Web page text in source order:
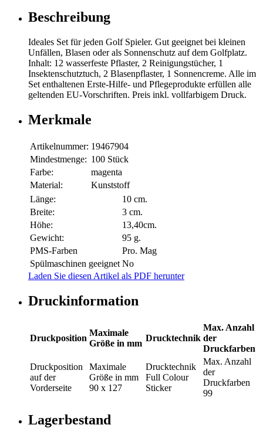
Beschreibung
Ideales Set für jeden Golf Spieler. Gut geeignet bei kleinen
Unfällen, Blasen oder als Sonnenschutz auf dem Golfplatz.
Inhalt: 12 wasserfeste Pflaster, 2 Reinigungstücher, 1
Insektenschutztuch, 2 Blasenpflaster, 1 Sonnencreme. Alle im
Set enthaltenen Erste-Hilfe- und Pflegeprodukte erfüllen alle
geltenden EU-Vorschriften. Preis inkl. vollfarbigem Druck.
Merkmale
Artikelnummer: 19467904
Mindestmenge: 100 Stück
Farbe:
magenta
Material:
Kunststoff
Länge:
10 cm.
Breite:
3 cm.
Höhe:
13,40cm.
Gewicht:
95 g.
PMS-Farben
Pro. Mag
Spülmaschinen geeignet No
Laden Sie diesen Artikel als PDF herunter
Druckinformation
Druckposition
Maximale
Größe in mm
Drucktechnik
Max. Anzahl
der
Druckfarben
Druckposition
auf der
Vorderseite
Maximale
Größe in mm
90 x 127
Drucktechnik
Full Colour
Sticker
Max. Anzahl
der
Druckfarben
99
Lagerbestand